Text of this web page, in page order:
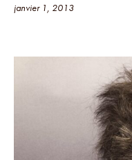
janvier 1, 2013